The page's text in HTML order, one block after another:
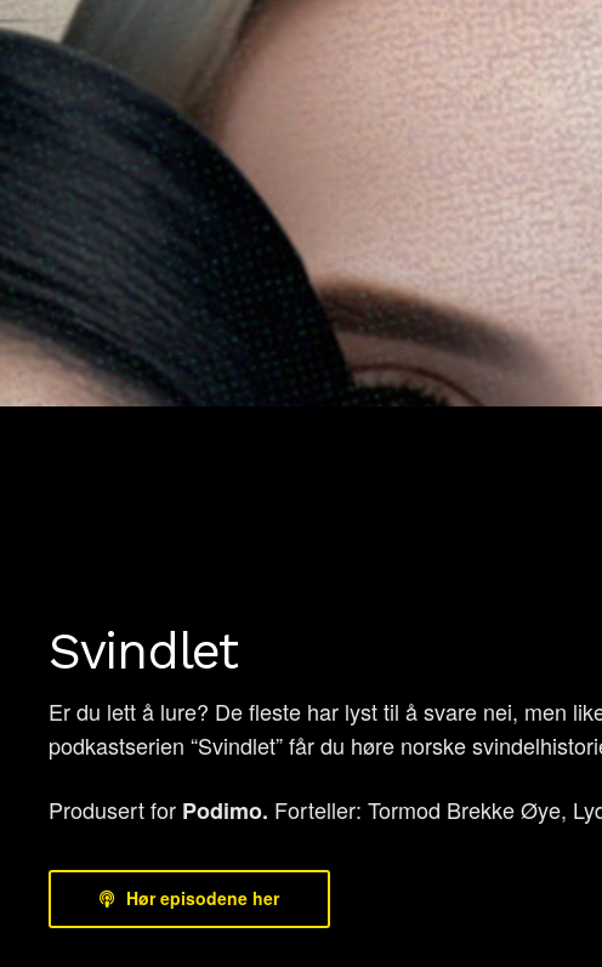
Svindlet
Er du lett å lure? De fleste har lyst til å svare nei, men
podkastserien “Svindlet” får du høre norske
Produsert for Podimo. Forteller: Tormod Brekke Øye,
Hør episodene her